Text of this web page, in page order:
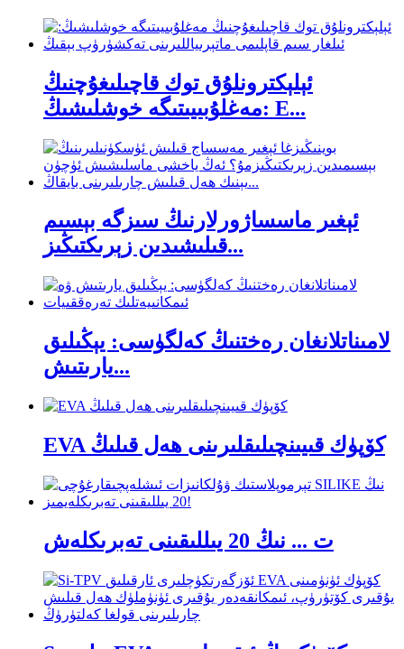
ئېلېكترونلۇق توك قاچىلىغۇچنىڭ
مەغلۇبىيىتىگە خوشلىشىڭ: E...
ئېغىر ماسساژورلارنىڭ سىزگە بېسىم
قىلىشىدىن زېرىكتىڭىز...
لامىناتلانغان رەختنىڭ كەلگۈسى: يېڭىلىق
يارىتىش...
EVA كۆپۈك قىيىنچىلىقلىرىنى ھەل قىلىڭ
ت ... نىڭ 20 يىللىقىنى تەبرىكلەش